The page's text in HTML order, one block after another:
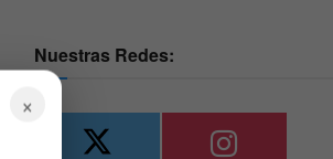
Nuestras Redes:
×